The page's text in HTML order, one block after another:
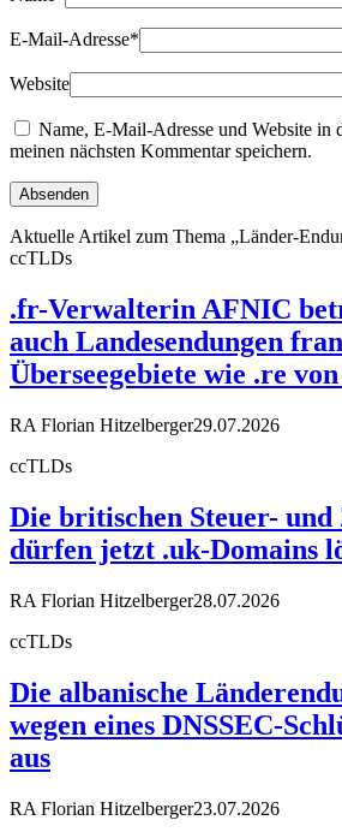
E-Mail-Adresse*
Website
Name, E-Mail-Adresse und Website in
meinen nächsten Kommentar speichern.
Aktuelle Artikel zum Thema „Länder-
ccTLDs
.fr-Verwalterin AFNIC
auch Landesendungen
Überseegebiete wie .re
RA Florian Hitzelberger29.07.2026
ccTLDs
Die britischen Steuer-
dürfen jetzt .uk-Domains
RA Florian Hitzelberger28.07.2026
ccTLDs
Die albanische
wegen eines DNSSEC-
aus
RA Florian Hitzelberger23.07.2026